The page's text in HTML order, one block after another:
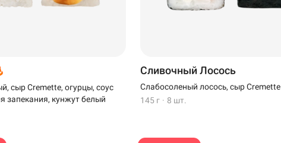
сыр Cremette, огурцы, соус
запекания, кунжут белый
Сливочный Лосось
Слабосоленый лосось, сыр Cremette
145 г · 8 шт.